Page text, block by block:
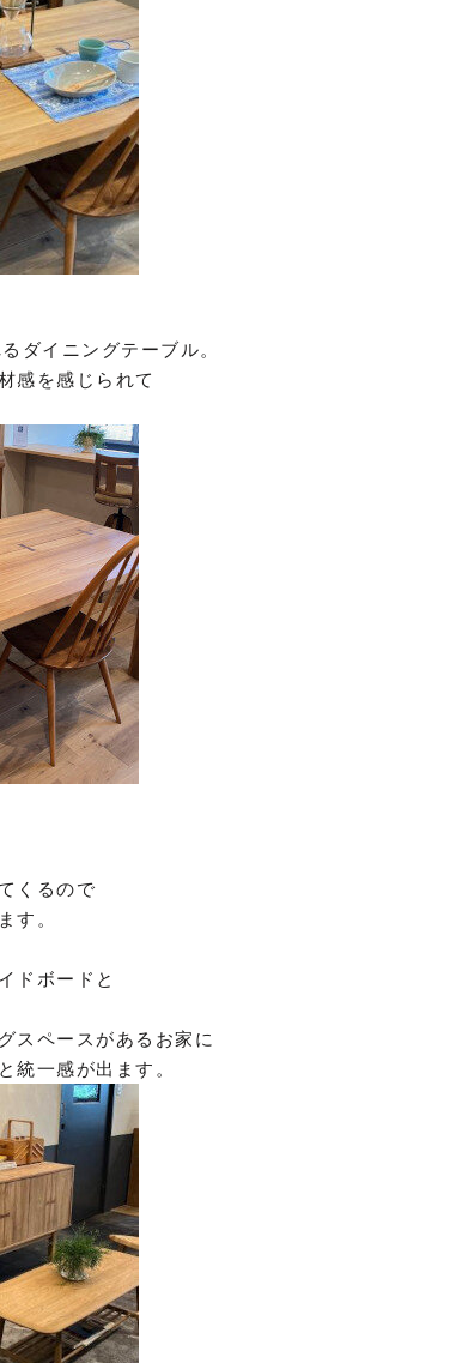
ダイニングテーブル。
感を感じられて
くるので
す。
ドボードと
スペースがあるお家に
統一感が出ます。